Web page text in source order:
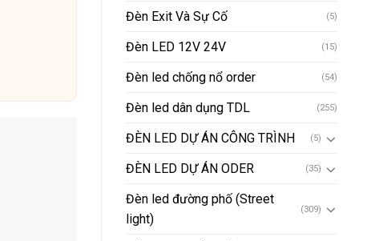
Đèn Exit Và Sự Cố (5)
Đèn LED 12V 24V (15)
Đèn led chống nổ order (54)
Đèn led dân dụng TDL (255)
ĐÈN LED DỰ ÁN CÔNG TRÌNH (5)
ĐÈN LED DỰ ÁN ODER (35)
Đèn led đường phố (Street
light)
(309)